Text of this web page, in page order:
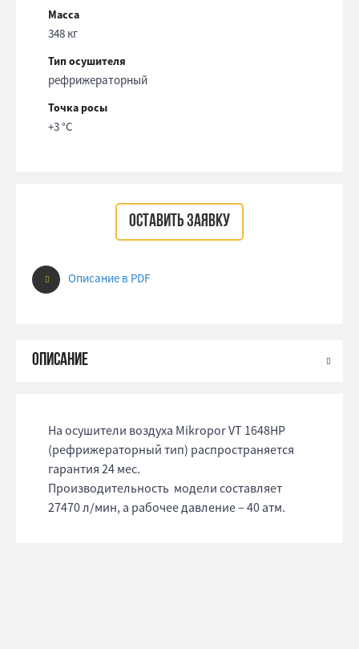
Масса
348 кг
Тип осушителя
рефрижераторный
Точка росы
+3 °С
ОСТАВИТЬ ЗАЯВКУ
Описание в PDF
На осушители воздуха Mikropor VT 1648HP
(рефрижераторный тип) распространяется
гарантия 24 мес.
Производительность модели составляет
27470 л/мин, а рабочее давление – 40 атм.